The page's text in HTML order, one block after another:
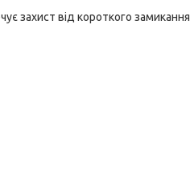
захист від короткого